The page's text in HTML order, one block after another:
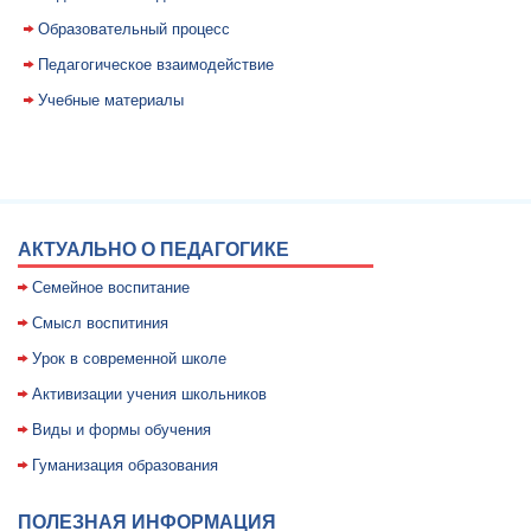
Образовательный процесс
Педагогическое взаимодействие
Учебные материалы
АКТУАЛЬНО О ПЕДАГОГИКЕ
Семейное воспитание
Смысл воспитиния
Уpок в совpеменной школе
Активизации учения школьников
Виды и формы обучения
Гуманизация образования
ПОЛЕЗНАЯ ИНФОРМАЦИЯ